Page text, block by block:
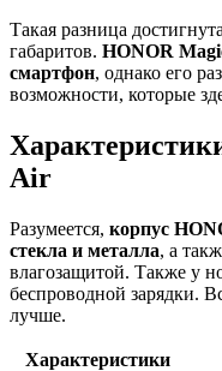
Такая разница
габаритов. HONOR
смартфон, однако его
возможности, которые
Air
Разумеется, корпус
стекла и металла, а
влагозащитой. Также у
беспроводной зарядки.
лучше.
Характеристики